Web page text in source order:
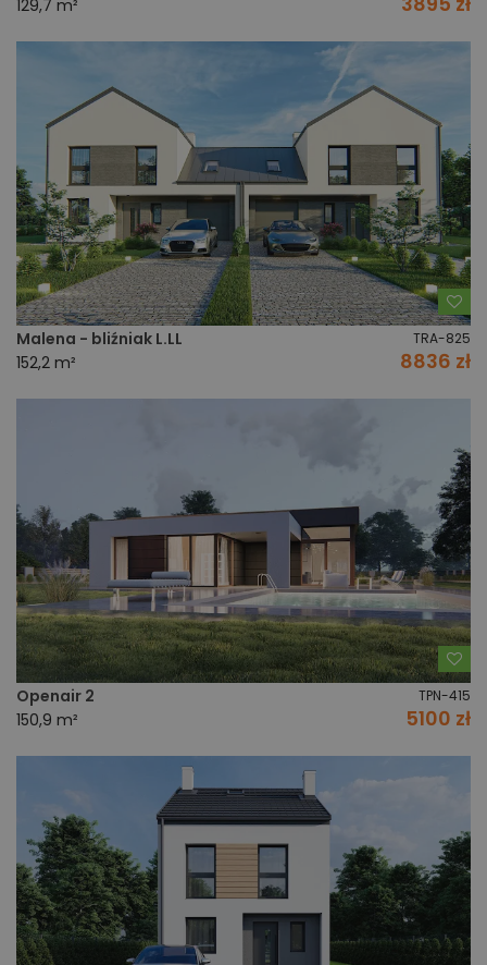
129,7 m²
Malena - bliźniak L.LL TRA-825
152,2 m² 8836 zł
Openair 2 TPN-415
150,9 m² 5100 zł